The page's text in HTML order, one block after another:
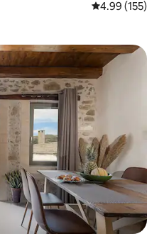
Calificación
4.99 (155)